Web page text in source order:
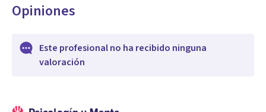
Opiniones
Este profesional no ha recibido ninguna
valoración